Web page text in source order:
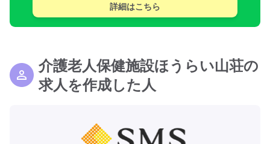
詳細はこちら
介護老人保健施設ほうらい山荘の
求人を作成した人